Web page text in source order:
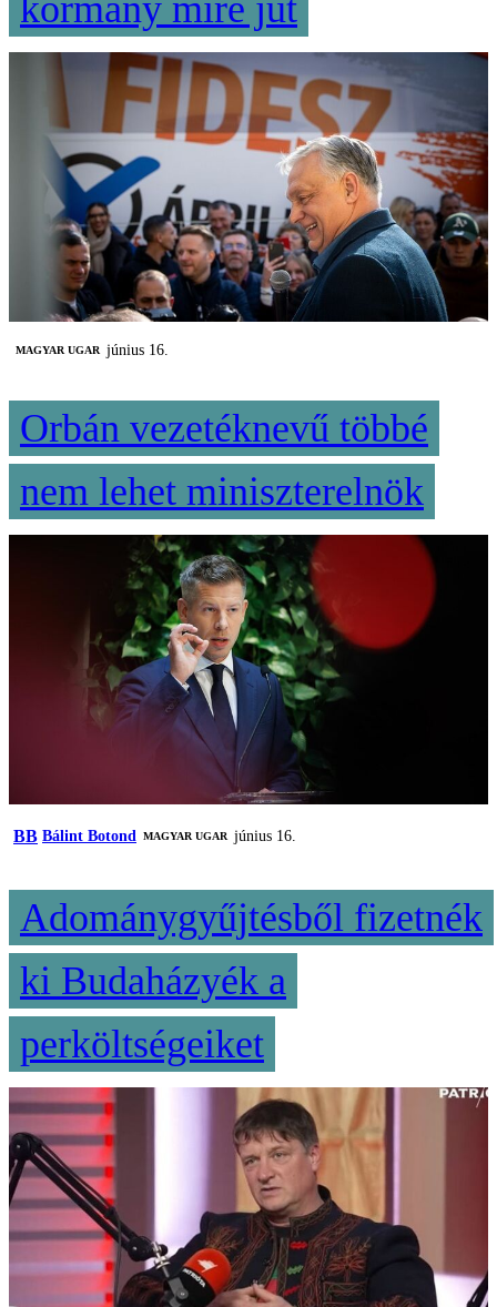
MAGYAR UGAR június 16.
Orbán vezetéknevű többé
nem lehet miniszterelnök
BB Bálint Botond MAGYAR UGAR június 16.
Adománygyűjtésből fizetnék
ki Budaházyék a
perköltségeiket